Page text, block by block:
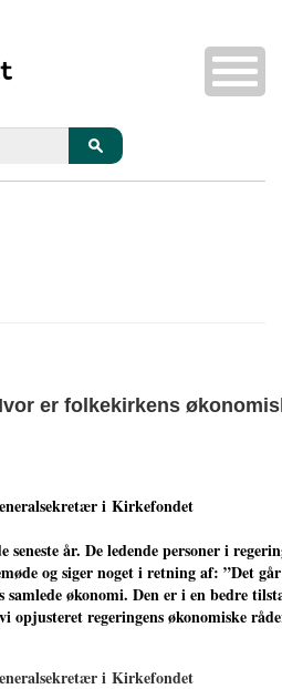
er folkekirkens
i Kirkefondet
år. De ledende personer i
og siger noget i retning af: ”Det
økonomi. Den er i en bedre
opjusteret regeringens økonomiske
i Kirkefondet